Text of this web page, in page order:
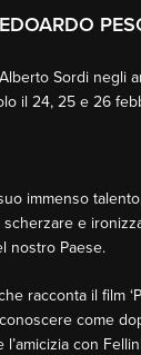
Sordi
il 24, 25 e 26
immenso
e
nostro Paese.
racconta il film
come
con